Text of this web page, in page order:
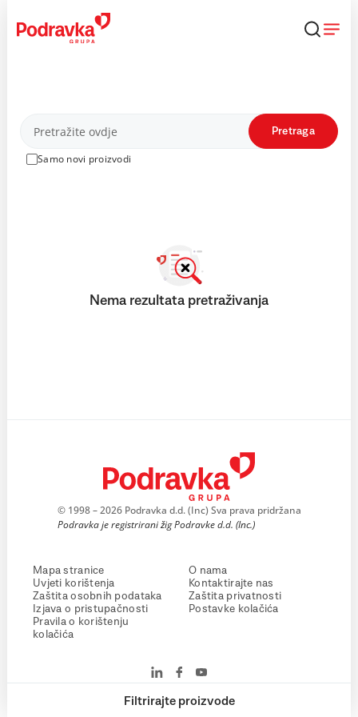
content
Proizvodi
Samo novi proizvodi
Pretraga
Filtrirajte proizvode
Nema rezultata pretraživanja
© 1998 – 2026 Podravka d.d. (Inc) Sva prava pridržana
Podravka je registrirani žig Podravke d.d. (Inc.)
Mapa stranice
Uvjeti korištenja
Zaštita osobnih podataka
Izjava o pristupačnosti
Pravila o korištenju
kolačića
O nama
Kontaktirajte nas
Zaštita privatnosti
Postavke kolačića